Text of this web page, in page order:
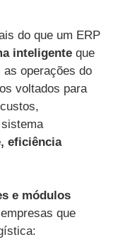
do que um ERP
inteligente que
operações do
voltados para
eficiência
e módulos
que